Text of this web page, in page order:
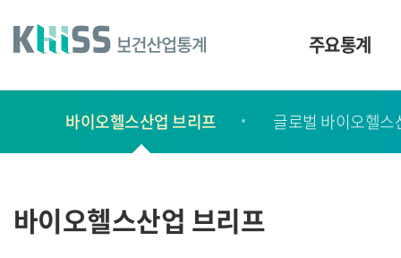
건
주요통계
서
간
행
바이오헬스산업 브리프 글로벌 바이오헬스
바이오헬스산업 브리프